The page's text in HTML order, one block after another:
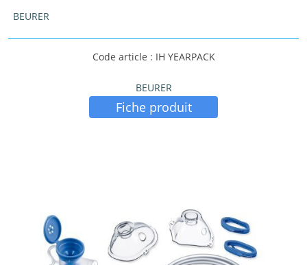
BEURER
Code article : IH YEARPACK
BEURER
Fiche produit